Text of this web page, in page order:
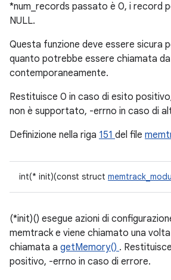
*num_records passato è 0, i record
NULL.
Questa funzione deve essere sicura
quanto potrebbe essere chiamata
contemporaneamente.
Restituisce 0 in caso di esito
non è supportato, -errno in caso di
Definizione nella riga 151 del file
int(* init)(const struct
(*init)() esegue azioni di
memtrack e viene chiamato una
chiamata a getMemory() .
positivo, -errno in caso di errore.